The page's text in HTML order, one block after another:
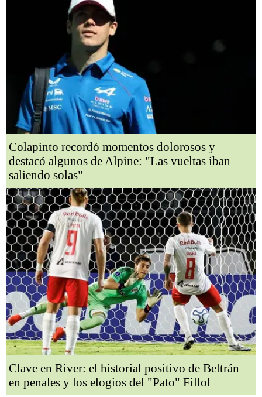
Colapinto recordó momentos dolorosos y
destacó algunos de Alpine: "Las vueltas iban
saliendo solas"
Clave en River: el historial positivo de Beltrán
en penales y los elogios del "Pato" Fillol